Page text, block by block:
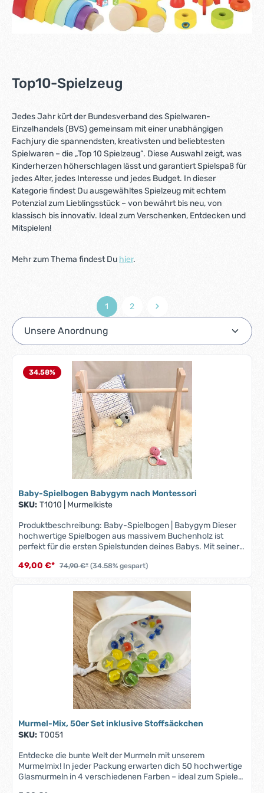
Top10-Spielzeug
Jedes Jahr kürt der Bundesverband des Spielwaren-
Einzelhandels (BVS) gemeinsam mit einer unabhängigen
Fachjury die spannendsten, kreativsten und beliebtesten
Spielwaren – die „Top 10 Spielzeug“. Diese Auswahl zeigt, was
Kinderherzen höherschlagen lässt und garantiert Spielspaß für
jedes Alter, jedes Interesse und jedes Budget. In dieser
Kategorie findest Du ausgewähltes Spielzeug mit echtem
Potenzial zum Lieblingsstück – von bewährt bis neu, von
klassisch bis innovativ. Ideal zum Verschenken, Entdecken und
Mitspielen!
Mehr zum Thema findest Du hier.
Seite
1
Seite
2
34.58%
Baby-Spielbogen Babygym nach Montessori
SKU: T1010 Murmelkiste
Produktbeschreibung: Baby-Spielbogen | Babygym Dieser
hochwertige Spielbogen aus massivem Buchenholz ist
perfekt für die ersten Spielstunden deines Babys. Mit seiner
sich der Spielbogen harmonisch in jedes Babyzimmer ein.
Der Bogen lässt sich einfach zusammenschrauben. Ideal für
die Herstellung eines personalisierten Babygym.
Produktdetails Baby-Spielbogen: Maße: 56x54x41cm
Material: Massives Buchenholz, roh geschliffen
Verarbeitung: Hochwertig geschliffen, ohne Lackierung, um
die natürliche Holzstruktur zu erhalten Funktion: Unterstützt
die Entwicklung von Koordination, Hand-Auge-Kontakt und
motorischen Fähigkeiten Der Spielbogen eignet sich
hervorragend als DIY-Projekt, um ein einzigartiges,
naturbelassenes Babygym zu gestalten. Hinweis: Die Deko
ist nicht enthalten!
49,00 €* 74,90 €* (34.58% gespart)
Murmel-Mix, 50er Set inklusive Stoffsäckchen
SKU: T0051
Entdecke die bunte Welt der Murmeln mit unserem
Murmelmix! In jeder Packung erwarten dich 50 hochwertige
Glasmurmeln in 4 verschiedenen Farben – ideal zum Spielen,